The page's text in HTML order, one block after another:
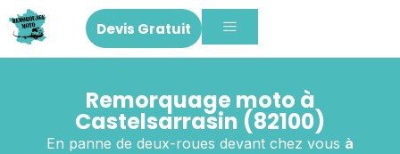
Devis Gratuit
Remorquage moto à
Castelsarrasin (82100)
En panne de deux-roues devant chez vous à